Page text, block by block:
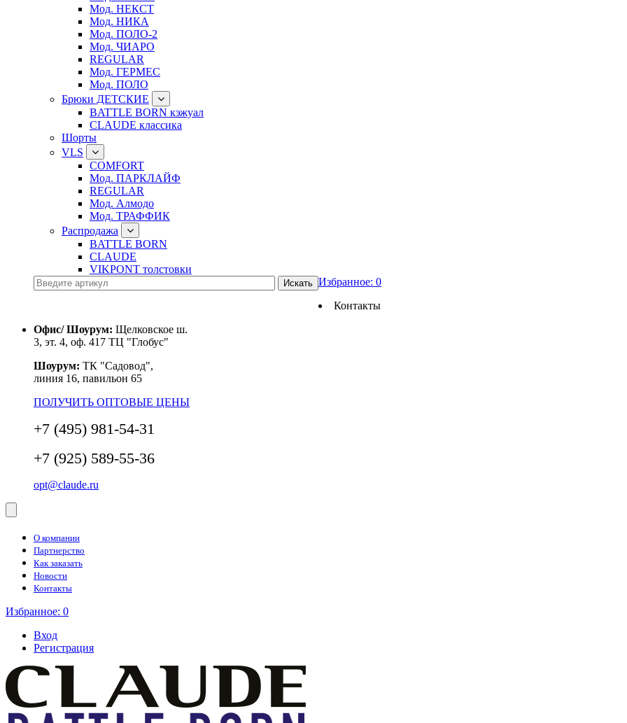
Мод. НЕКСТ
Мод. НИКА
Мод. ПОЛО-2
Мод. ЧИАРО
REGULAR
Мод. ГЕРМЕС
Мод. ПОЛО
Брюки ДЕТСКИЕ
BATTLE BORN кэжуал
CLAUDE классика
Шорты
VLS
COMFORT
Мод. ПАРКЛАЙФ
REGULAR
Мод. Алмодо
Мод. ТРАФФИК
Распродажа
BATTLE BORN
CLAUDE
VIKPONT толстовки
Избранное: 0
Контакты
Офис/ Шоурум: Щелковское ш.
3, эт. 4, оф. 417 ТЦ "Глобус"
Шоурум: ТК "Садовод",
линия 16, павильон 65
ПОЛУЧИТЬ ОПТОВЫЕ ЦЕНЫ
+7 (495) 981-54-31
+7 (925) 589-55-36
opt@claude.ru
О компании
Партнерство
Как заказать
Новости
Контакты
Избранное: 0
Вход
Регистрация